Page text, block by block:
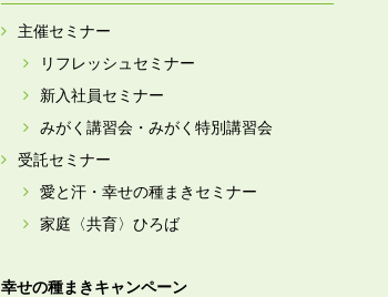
主催セミナー
リフレッシュセミナー
新入社員セミナー
みがく講習会・みがく特別講習会
受託セミナー
愛と汗・幸せの種まきセミナー
家庭〈共育〉ひろば
幸せの種まきキャンペーン